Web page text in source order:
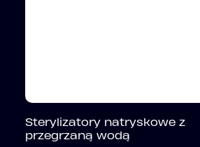
Sterylizatory natryskowe z
przegrzaną wodą